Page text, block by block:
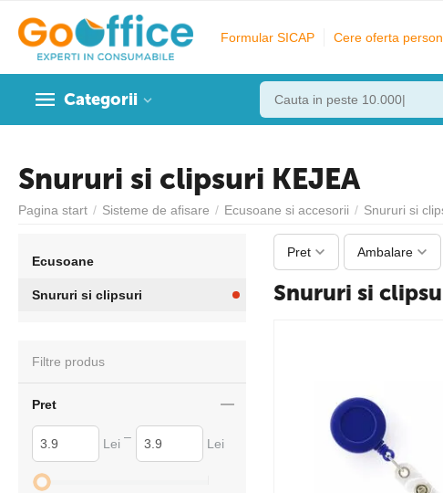
Formular SICAP Cere oferta
Categorii
Snururi si clipsuri KEJEA
Pagina start / Sisteme de afisare / Ecusoane si accesorii / Snururi si
Pret Ambalare
Snururi si
Ecusoane
Snururi si clipsuri
Filtre produs
Pret
Lei – Lei